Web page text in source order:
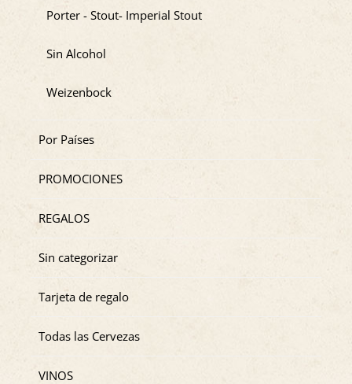
Porter - Stout- Imperial Stout
Sin Alcohol
Weizenbock
Por Países
PROMOCIONES
REGALOS
Sin categorizar
Tarjeta de regalo
Todas las Cervezas
VINOS